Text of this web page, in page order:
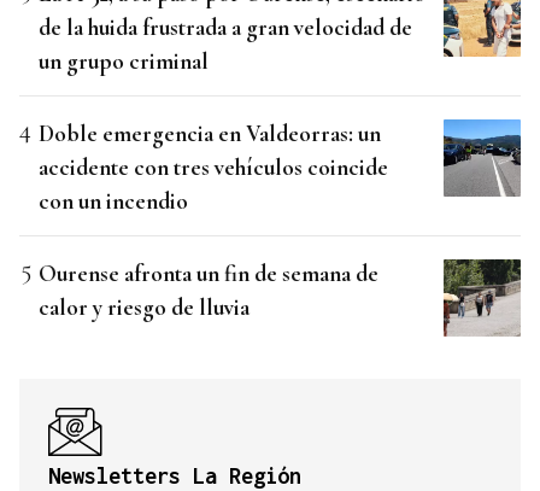
de la huida frustrada a gran velocidad de
un grupo criminal
Doble emergencia en Valdeorras: un
accidente con tres vehículos coincide
con un incendio
Ourense afronta un fin de semana de
calor y riesgo de lluvia
Newsletters La Región